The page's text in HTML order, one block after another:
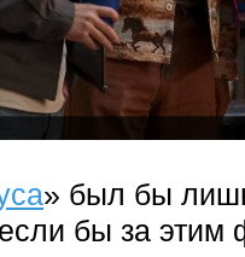
» был бы
бы за